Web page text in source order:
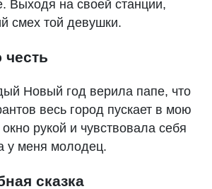
Выходя на своей станции,
смех той девушки.
Новый год верила папе, что
весь город пускает в мою
рукой и чувствовала себя
у меня молодец.
сказка